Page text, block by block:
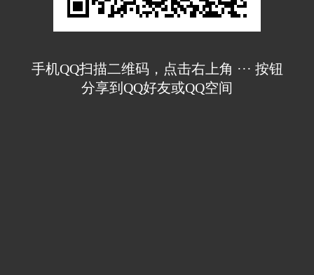
手机QQ扫描二维码，点击右上角 ··· 按钮
分享到QQ好友或QQ空间